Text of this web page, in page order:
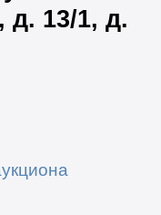
д. 13/1, д.